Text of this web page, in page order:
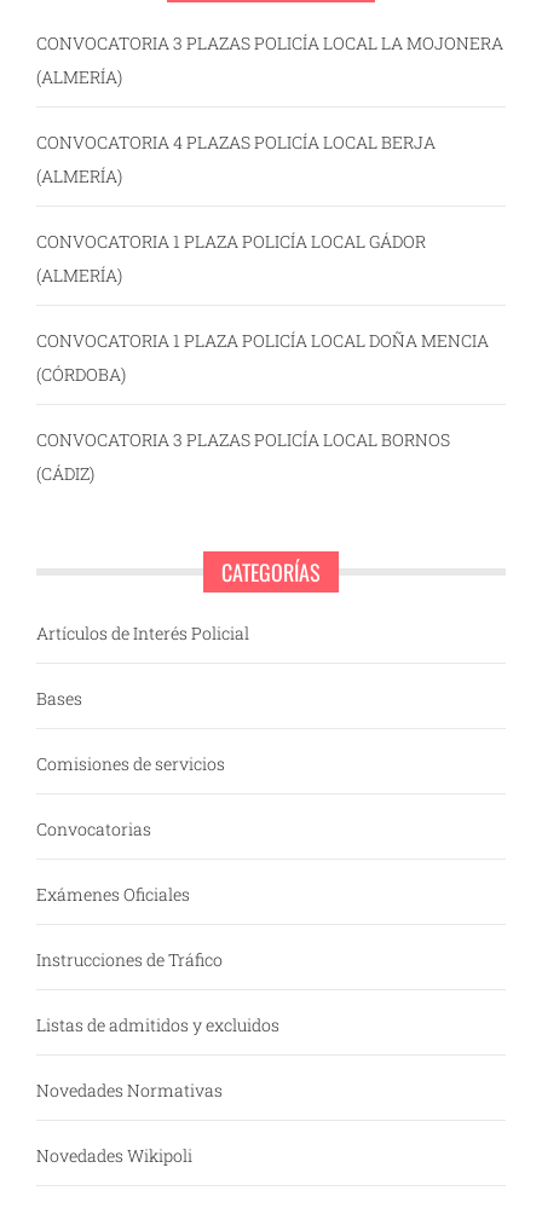
CONVOCATORIA 3 PLAZAS POLICÍA LOCAL LA MOJONERA
(ALMERÍA)
CONVOCATORIA 4 PLAZAS POLICÍA LOCAL BERJA
(ALMERÍA)
CONVOCATORIA 1 PLAZA POLICÍA LOCAL GÁDOR
(ALMERÍA)
CONVOCATORIA 1 PLAZA POLICÍA LOCAL DOÑA MENCIA
(CÓRDOBA)
CONVOCATORIA 3 PLAZAS POLICÍA LOCAL BORNOS
(CÁDIZ)
CATEGORÍAS
Artículos de Interés Policial
Bases
Comisiones de servicios
Convocatorias
Exámenes Oficiales
Instrucciones de Tráfico
Listas de admitidos y excluidos
Novedades Normativas
Novedades Wikipoli